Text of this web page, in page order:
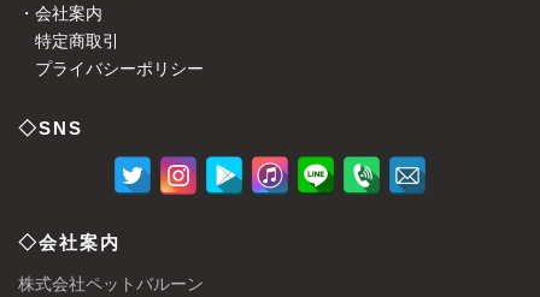
・会社案内
特定商取引
プライバシーポリシー
◇SNS
◇会社案内
株式会社ペットバルーン